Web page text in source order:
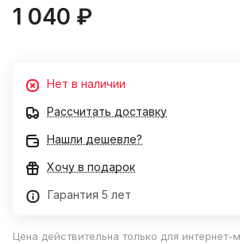
1 040 ₽
Нет в наличии
Рассчитать доставку
Нашли дешевле?
Хочу в подарок
Гарантия 5 лет
Цена действительна только для